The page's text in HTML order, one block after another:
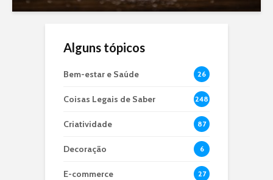
Alguns tópicos
Bem-estar e Saúde 26
Coisas Legais de Saber 248
Criatividade 87
Decoração 6
E-commerce 27